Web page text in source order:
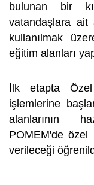
bulunan bir
vatandaşlara ait
kullanılmak
eğitim alanları
İlk etapta Özel
işlemlerine
alanlarının
POMEM'de özel
verileceği